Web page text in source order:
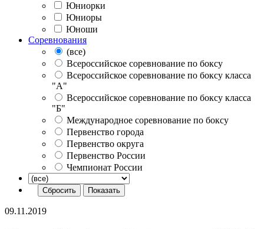
Юниорки
Юниоры
Юноши
Соревнования
(все)
Всероссийское соревнование по боксу
Всероссийское соревнование по боксу класса
"А"
Всероссийское соревнование по боксу класса
"Б"
Международное соревнование по боксу
Первенство города
Первенство округа
Первенство России
Чемпионат России
09.11.2019